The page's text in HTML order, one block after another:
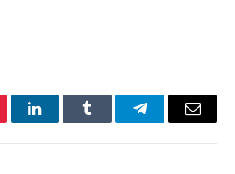
LinkedInTumblr TelegramEmail